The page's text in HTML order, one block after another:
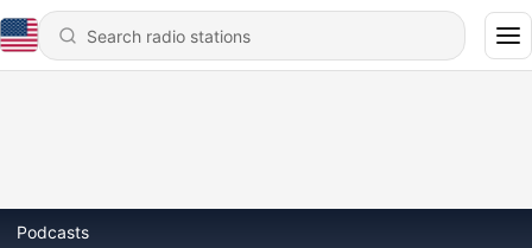
Podcasts